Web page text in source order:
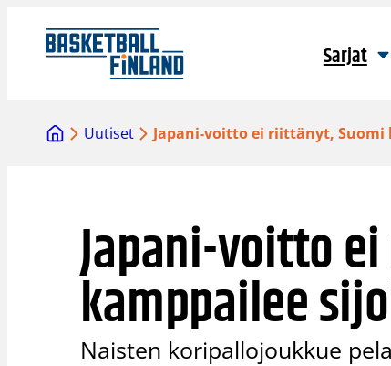
sisältöön
Sarjat
Uutiset Japani-voitto ei riittänyt, Suomi
Japani-voitto
kamppailee
Naisten koripallojoukkue